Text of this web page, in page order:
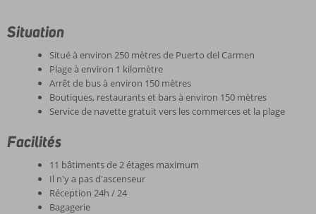
Situation
Situé à environ 250 mètres de Puerto del Carmen
Plage à environ 1 kilomètre
Arrêt de bus à environ 150 mètres
Boutiques, restaurants et bars à environ 150 mètres
Service de navette gratuit vers les commerces et la plage
Facilités
11 bâtiments de 2 étages maximum
Il n'y a pas d'ascenseur
Réception 24h / 24
Bagagerie